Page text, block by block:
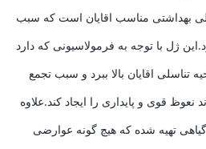
مناسب اقایان است که سبب
ژل با توجه به فرمولاسیونی که دارد
تناسلی اقایان بالا ببرد و سبب تجمع
قوی و پایداری را ایجاد کند.علاوه
تهیه شده که هیچ گونه عوارضی